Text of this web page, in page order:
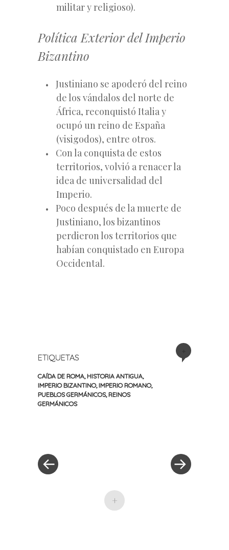
militar y religioso).
Política Exterior del Imperio
Bizantino
Justiniano se apoderó del reino
de los vándalos del norte de
África, reconquistó Italia y
ocupó un reino de España
(visigodos), entre otros.
Con la conquista de estos
territorios, volvió a renacer la
idea de universalidad del
Imperio.
Poco después de la muerte de
Justiniano, los bizantinos
perdieron los territorios que
habían conquistado en Europa
Occidental.
ETIQUETAS
CAÍDA DE ROMA HISTORIA ANTIGUA
IMPERIO BIZANTINO, IMPERIO ROMANO,
PUEBLOS GERMÁNICOS, REINOS
GERMÁNICOS
entradas
+